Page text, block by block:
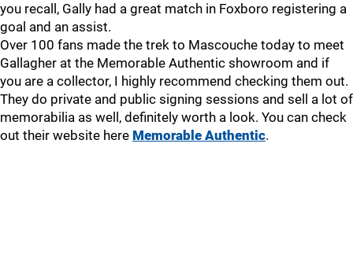
you recall, Gally had a great match in Foxboro registering a
goal and an assist.
Over 100 fans made the trek to Mascouche today to meet
Gallagher at the Memorable Authentic showroom and if
you are a collector, I highly recommend checking them out.
They do private and public signing sessions and sell a lot of
memorabilia as well, definitely worth a look. You can check
out their website here Memorable Authentic.